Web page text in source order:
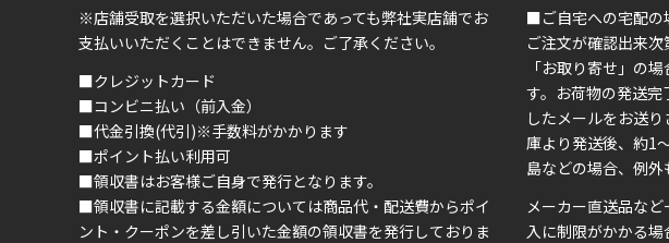
※店舗受取を選択いただいた場合であっても弊社実店舗でお
支払いいただくことはできません。ご了承ください。
■クレジットカード
■コンビニ払い（前入金）
■代金引換(代引)※手数料がかかります
■ポイント払い利用可
■領収書はお客様ご自身で発行となります。
■領収書に記載する金額については商品代・配送費からポイ
ント・クーポンを差し引いた金額の領収書を発行しておりま
■ご自宅への宅配の
ご注文が確認出来次
「お取り寄せ」の
す。お荷物の発送
したメールをお送
庫より発送後、約1
島などの場合、例外
メーカー直送品な
入に制限がかかる